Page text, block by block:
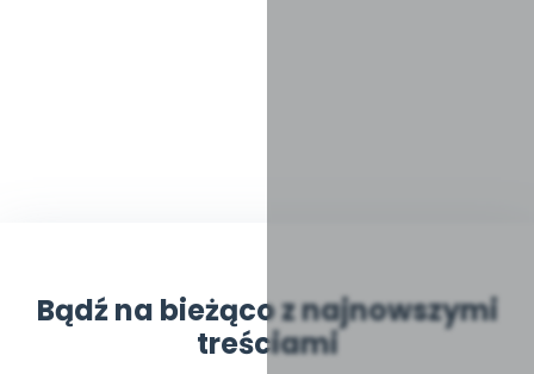
Bądź na bieżąco z najnowszymi
treściami